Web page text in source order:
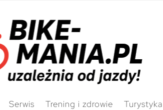
Serwis Trening i zdrowie Turystyka